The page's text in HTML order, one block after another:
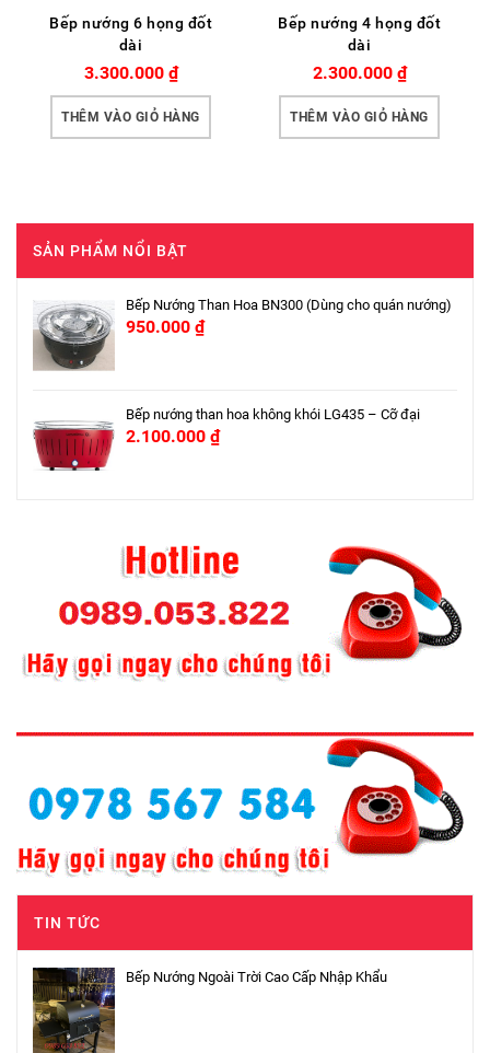
Bếp nướng 6 họng đốt
dài
3.300.000 ₫
THÊM VÀO GIỎ HÀNG
Bếp nướng 4 họng đốt
dài
2.300.000 ₫
THÊM VÀO GIỎ HÀNG
SẢN PHẨM NỔI BẬT
Bếp Nướng Than Hoa BN300 (Dùng cho quán nướng)
950.000 ₫
Bếp nướng than hoa không khói LG435 – Cỡ đại
2.100.000 ₫
TIN TỨC
Bếp Nướng Ngoài Trời Cao Cấp Nhập Khẩu